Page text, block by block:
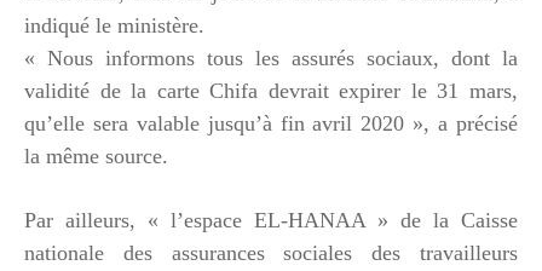
indiqué le ministère.
« Nous informons tous les assurés sociaux, dont la
validité de la carte Chifa devrait expirer le 31 mars,
qu’elle sera valable jusqu’à fin avril 2020 », a précisé
la même source.
Par ailleurs, « l’espace EL-HANAA » de la Caisse
nationale des assurances sociales des travailleurs